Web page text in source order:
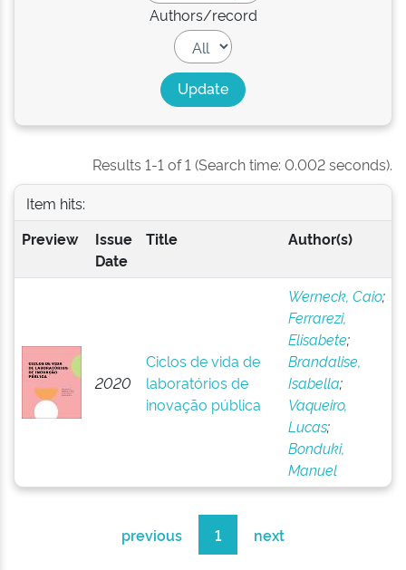
Authors/record
Results 1-1 of 1 (Search time: 0.002 seconds).
Item hits:
Preview
Issue
Date
Title Author(s)
2020
Ciclos de vida de
laboratórios de
inovação pública
Werneck, Caio;
Ferrarezi,
Elisabete;
Brandalise,
Isabella;
Vaqueiro,
Lucas;
Bonduki,
Manuel
previous 1 next